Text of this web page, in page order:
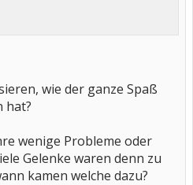
wie der ganze Spaß
hat?
wenige Probleme oder
Gelenke waren denn zu
kamen welche dazu?